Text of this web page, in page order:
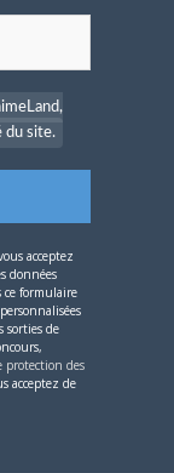
avant
que tu n'es
en
j'ai
les
éclairer le
ont un
vole une
que le kanji
qui n'en est
veut dire
“en nombre
du site.
acceptez
données
ce formulaire
sorties de
des
acceptez de